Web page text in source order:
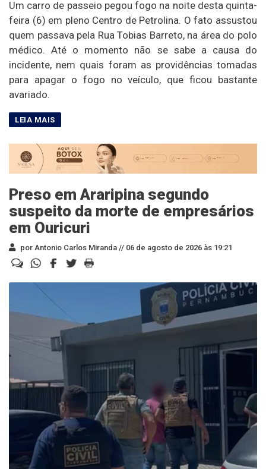
Um carro de passeio pegou fogo na noite desta quinta-
feira (6) em pleno Centro de Petrolina. O fato assustou
quem passava pela Rua Tobias Barreto, na área do polo
médico. Até o momento não se sabe a causa do
incidente, nem quais foram as providências tomadas
para apagar o fogo no veículo, que ficou bastante
avariado.
Preso em Araripina segundo
suspeito da morte de empresários
em Ouricuri
por Antonio Carlos Miranda // 06 de agosto de 2026 às 19:21